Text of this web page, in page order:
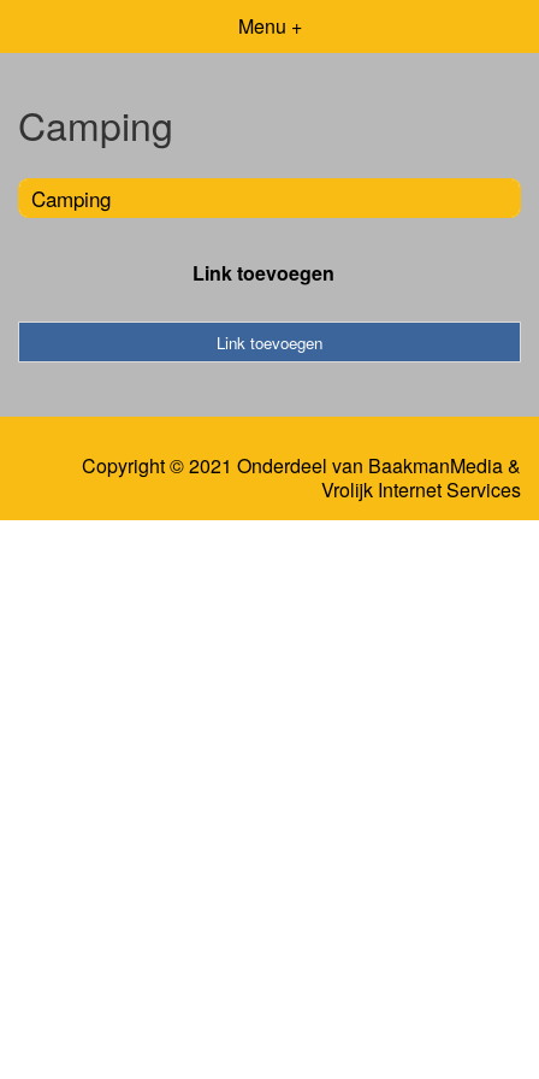
Menu +
Camping
Camping
Link toevoegen
Link toevoegen
Copyright © 2021 Onderdeel van BaakmanMedia&
Vrolijk Internet Services